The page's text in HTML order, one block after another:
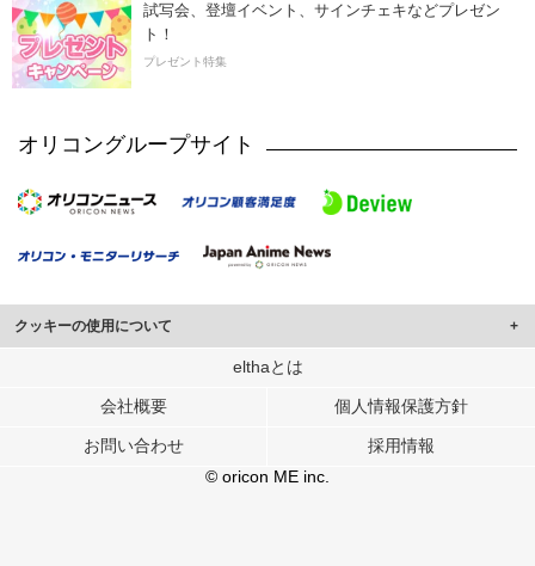
試写会、登壇イベント、サインチェキなどプレゼン
ト！
プレゼント特集
オリコングループサイト
クッキーの使用について
このサイトでは Cookie を使用して、ユーザーに合わせたコンテンツや広告の
行っています。
メディアや広告配信、データ解析の各パートナーに提供しています。
各パートナーは、この情報とユーザーが各パートナーに提供した他の情報や、
ユーザーが各パートナーのサービスを使用したときに収集した他の情報を組み
elthaとは
会社概要 個人情報保護方針
お問い合わせ
採用情報
© oricon ME inc.